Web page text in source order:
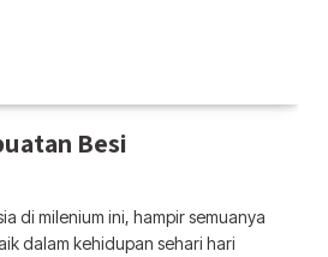
Besi
di milenium ini, hampir semuanya
dalam kehidupan sehari hari